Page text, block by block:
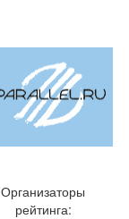
Организаторы
рейтинга: